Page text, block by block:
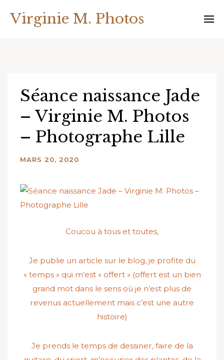
Virginie M. Photos
Séance naissance Jade
– Virginie M. Photos
– Photographe Lille
MARS 20, 2020
Coucou à tous et toutes,
Je publie un article sur le blog, je profite du
« temps » qui m’est « offert » (offert est un bien
grand mot dans le sens où je n’est plus de
revenus actuellement mais c’est une autre
histoire)
Je prends le temps de dessiner, faire de la